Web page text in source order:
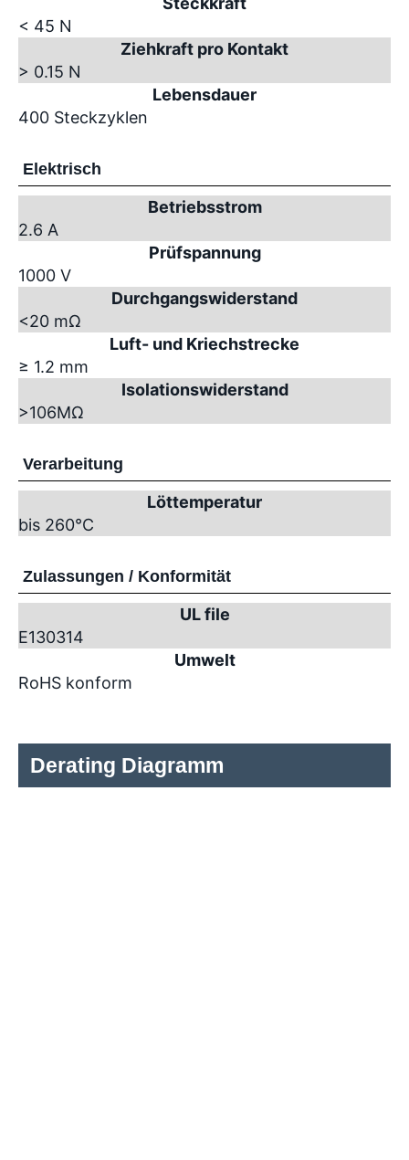
< 45 N
Ziehkraft pro Kontakt
> 0.15 N
Lebensdauer
400 Steckzyklen
Elektrisch
Betriebsstrom
2.6 A
Prüfspannung
1000 V
Durchgangswiderstand
<20 mΩ
Luft- und Kriechstrecke
≥ 1.2 mm
Isolationswiderstand
>106MΩ
Verarbeitung
Löttemperatur
bis 260°C
Zulassungen / Konformität
UL file
E130314
Umwelt
RoHS konform
Derating Diagramm